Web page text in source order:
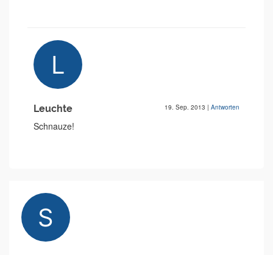
Leuchte 19. Sep. 2013 | Antworten
Schnauze!